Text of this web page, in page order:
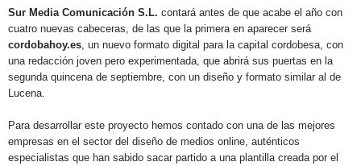
Sur Media Comunicación S.L. contará antes de que acabe el año con
cuatro nuevas cabeceras, de las que la primera en aparecer será
cordobahoy.es , un nuevo formato digital para la capital cordobesa, con
una redacción joven pero experimentada, que abrirá sus puertas en la
segunda quincena de septiembre, con un diseño y formato similar al de
Lucena.
Para desarrollar este proyecto hemos contado con una de las mejores
empresas en el sector del diseño de medios online, auténticos
especialistas que han sabido sacar partido a una plantilla creada por el